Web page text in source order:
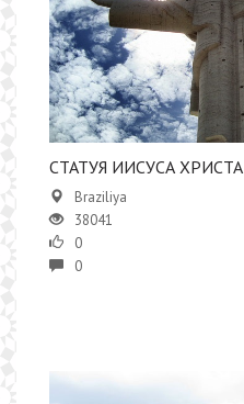
СТАТУЯ ИИСУСА ХРИСТА
Braziliya
38041
0
0